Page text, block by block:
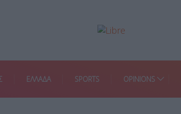
ΕΛΛΑΔΑ SPORTS OPINIONS